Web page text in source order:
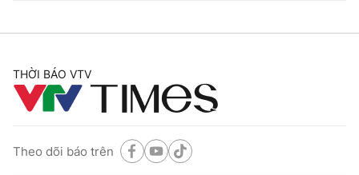
THỜI BÁO VTV
Theo dõi báo trên